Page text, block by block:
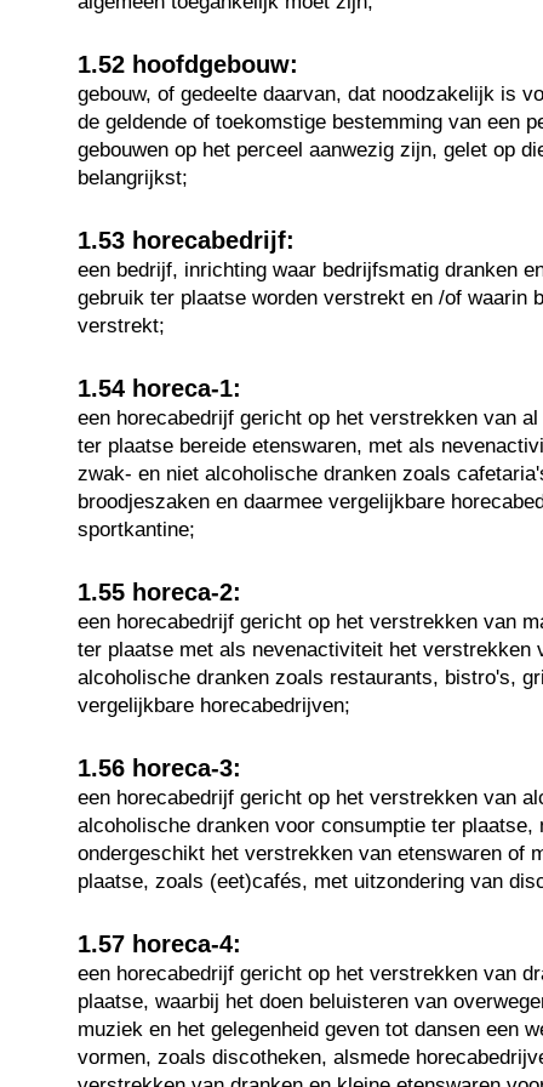
1.52 hoofdgebouw:
gebouw, of gedeelte daarvan, dat noodzakelijk is
de geldende of toekomstige bestemming van een
gebouwen op het perceel aanwezig zijn, gelet op
belangrijkst;
1.53 horecabedrijf:
een bedrijf, inrichting waar bedrijfsmatig dranken
gebruik ter plaatse worden verstrekt en /of waarin
verstrekt;
1.54 horeca-1:
een horecabedrijf gericht op het verstrekken van
ter plaatse bereide etenswaren, met als
zwak- en niet alcoholische dranken zoals
broodjeszaken en daarmee vergelijkbare
sportkantine;
1.55 horeca-2:
een horecabedrijf gericht op het verstrekken van
ter plaatse met als nevenactiviteit het verstrekken
alcoholische dranken zoals restaurants, bistro's,
vergelijkbare horecabedrijven;
1.56 horeca-3:
een horecabedrijf gericht op het verstrekken van
alcoholische dranken voor consumptie ter plaatse,
ondergeschikt het verstrekken van etenswaren of
plaatse, zoals (eet)cafés, met uitzondering van
1.57 horeca-4:
een horecabedrijf gericht op het verstrekken van
plaatse, waarbij het doen beluisteren van
muziek en het gelegenheid geven tot dansen een
vormen, zoals discotheken, alsmede